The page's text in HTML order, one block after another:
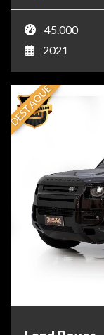
45.000
2021
DESTAQUE